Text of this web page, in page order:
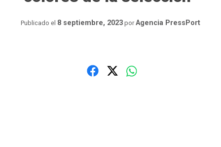
Publicado el 8 septiembre, 2023 por Agencia PressPort